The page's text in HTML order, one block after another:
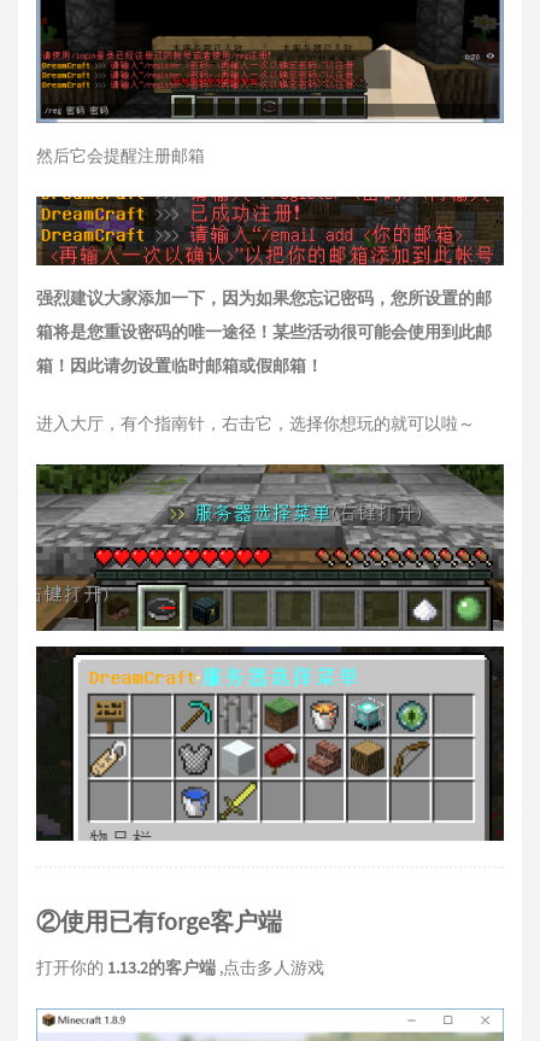
然后它会提醒注册邮箱
强烈建议大家添加一下，因为如果您忘记密码，您所设置的邮
箱将是您重设密码的唯一途径！某些活动很可能会使用到此邮
箱！因此请勿设置临时邮箱或假邮箱！
进入大厅，有个指南针，右击它，选择你想玩的就可以啦～
②使用已有forge客户端
打开你的 1.13.2的客户端 ,点击多人游戏